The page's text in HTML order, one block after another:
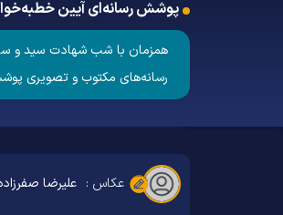
پوشش رسانه‌ای آیین
همزمان با شب شهادت سید و
رسانه‌های مکتوب و تصویری
عکاس : علیرضا